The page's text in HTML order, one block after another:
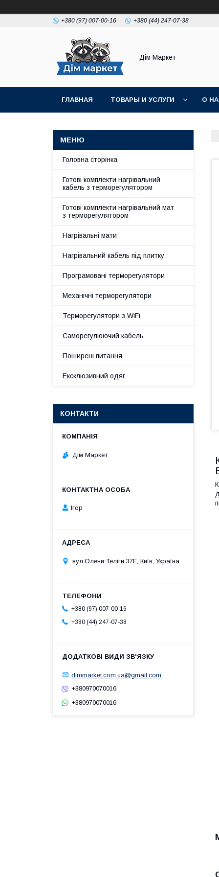
+380 (97) 007-00-16 +380 (44) 247-07-38
Дім Маркет
ГЛАВНАЯ ТОВАРЫ И УСЛУГИ О
Головна сторінка
Готові комплекти нагрівальний
кабель з терморегулятором
Готові комплекти нагрівальний мат
з терморегулятором
Нагрівальні мати
Нагрівальний кабель під плитку
Програмовані терморегулятори
Механічні терморегулятори
Терморегулятори з WiFi
Саморегулюючий кабель
Поширені питання
Ексклюзивний одяг
КОНТАКТИ
Дім Маркет
Ігор
вул.Олени Теліги 37Е, Київ, Україна
+380 (97) 007-00-16
+380 (44) 247-07-38
dimmarket.com.ua@gmail.com
+380970070016
+380970070016